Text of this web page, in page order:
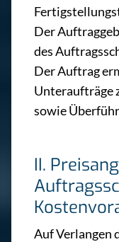
Der
des
Der Auftrag
Unteraufträge
sowie
II.
Auf Verlangen